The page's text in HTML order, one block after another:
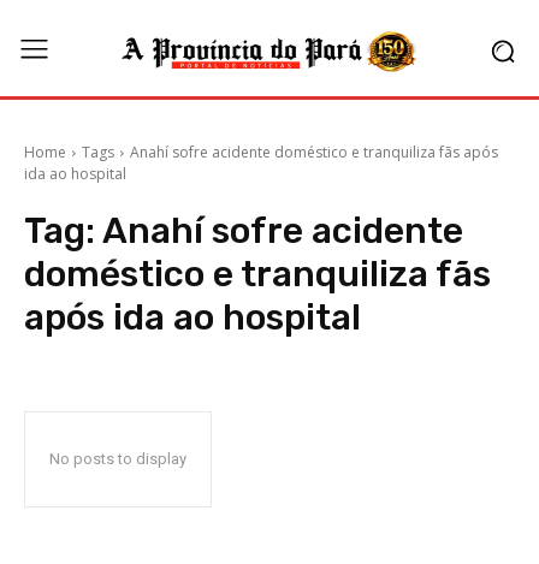
Home Tags
Anahí sofre acidente doméstico e tranquiliza fãs após
ida ao hospital
Tag: Anahí sofre acidente
doméstico e tranquiliza fãs
após ida ao hospital
No posts to display